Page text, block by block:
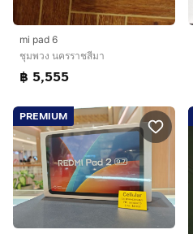
mi pad 6
ชุมพวง นครราชสีมา
฿ 5,555
PREMIUM